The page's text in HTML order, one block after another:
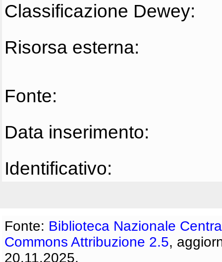
Classificazione Dewey:
Risorsa esterna:
Fonte:
Data inserimento:
Identificativo:
Fonte: Biblioteca Nazionale
Commons Attribuzione 2.5,
20.11.2025.